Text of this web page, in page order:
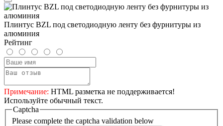
Плинтус BZL под светодиодную ленту без фурнитуры из
алюминия
Рейтинг
Примечание: HTML разметка не поддерживается!
Используйте обычный текст.
Captcha
Please complete the captcha validation below